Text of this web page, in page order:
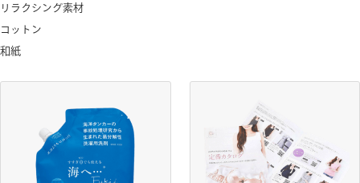
リラクシング素材
コットン
和紙